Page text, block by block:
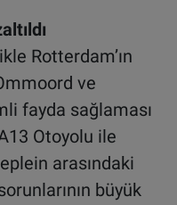
Rotterdam’ın
ve
fayda sağlaması
Otoyolu ile
arasındaki
büyük